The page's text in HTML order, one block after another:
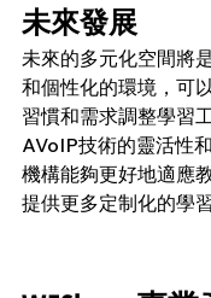
未來發展
未來的多元化空間將
和個性化的環境，可
習慣和需求調整學習
AVoIP技術的靈活性
機構能夠更好地適應
提供更多定制化的學